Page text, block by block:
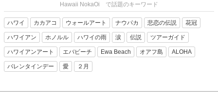
Hawaii NokaOi で話題のキーワード
ハワイ カカアコ ウォールアート ナウパカ 悲恋の伝説 花冠
ハワイアン ホノルル ハワイの雨 涙 伝説 ツアーガイド
ハワイアンアート エバビーチ Ewa Beach オアフ島 ALOHA
バレンタインデー 愛 ２月